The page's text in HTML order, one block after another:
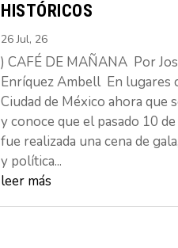
HISTÓRICOS
26 Jul, 26
) CAFÉ DE MAÑANA Por
Enríquez Ambell En lugares
Ciudad de México ahora que
y conoce que el pasado 10
fue realizada una cena de
y política...
leer más